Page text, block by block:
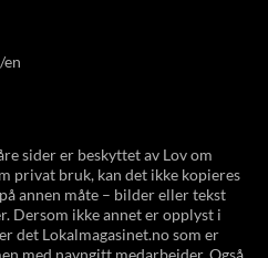
sider er beskyttet av Lov om
privat bruk, kan det ikke kopieres
annen måte – bilder eller tekst
Dersom ikke annet er opplyst i
det Lokalmagasinet.no som er
med navngitt medarbeider. Også